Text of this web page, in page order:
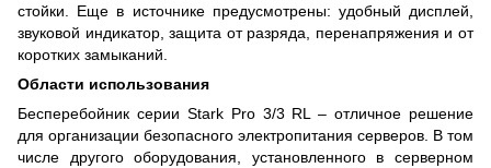
стойки. Еще в источнике предусмотрены: удобный дисплей,
звуковой индикатор, защита от разряда, перенапряжения и от
коротких замыканий.
Области использования
Бесперебойник серии Stark Pro 3/3 RL – отличное решение
для организации безопасного электропитания серверов. В том
числе другого оборудования, установленного в серверном